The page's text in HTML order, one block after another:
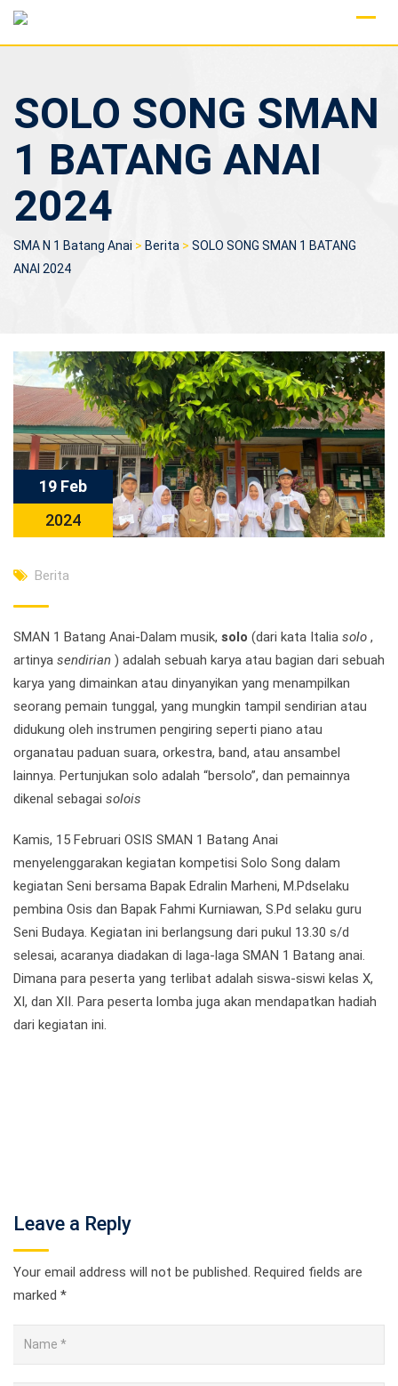
Skip
SOLO SONG SMAN
1 BATANG ANAI
2024
SMA N 1 Batang Anai > Berita > SOLO SONG SMAN 1 BATANG
ANAI 2024
19 Feb
2024
Berita
SMAN 1 Batang Anai-Dalam musik, solo (dari kata Italia solo ,
artinya sendirian ) adalah sebuah karya atau bagian dari sebuah
karya yang dimainkan atau dinyanyikan yang menampilkan
seorang pemain tunggal, yang mungkin tampil sendirian atau
didukung oleh instrumen pengiring seperti piano atau
organatau paduan suara, orkestra, band, atau ansambel
lainnya. Pertunjukan solo adalah “bersolo”, dan pemainnya
dikenal sebagai solois
Kamis, 15 Februari OSIS SMAN 1 Batang Anai
menyelenggarakan kegiatan kompetisi Solo Song dalam
kegiatan Seni bersama Bapak Edralin Marheni, M.Pdselaku
pembina Osis dan Bapak Fahmi Kurniawan, S.Pd selaku guru
Seni Budaya. Kegiatan ini berlangsung dari pukul 13.30 s/d
selesai, acaranya diadakan di laga-laga SMAN 1 Batang anai.
Dimana para peserta yang terlibat adalah siswa-siswi kelas X,
XI, dan XII. Para peserta lomba juga akan mendapatkan hadiah
dari kegiatan ini.
Leave a Reply
Your email address will not be published. Required fields are
marked *